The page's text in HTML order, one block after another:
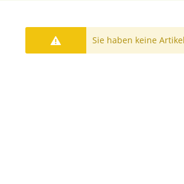
Sie haben keine